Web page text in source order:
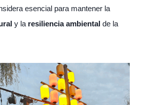
esencial para mantener la
y la resiliencia ambiental de la